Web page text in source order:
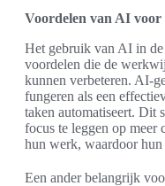
Voordelen van AI
Het gebruik van AI in
voordelen die de
kunnen verbeteren. AI-
fungeren als een
taken automatiseert. Dit
focus te leggen op meer
hun werk, waardoor
Een ander belangrijk